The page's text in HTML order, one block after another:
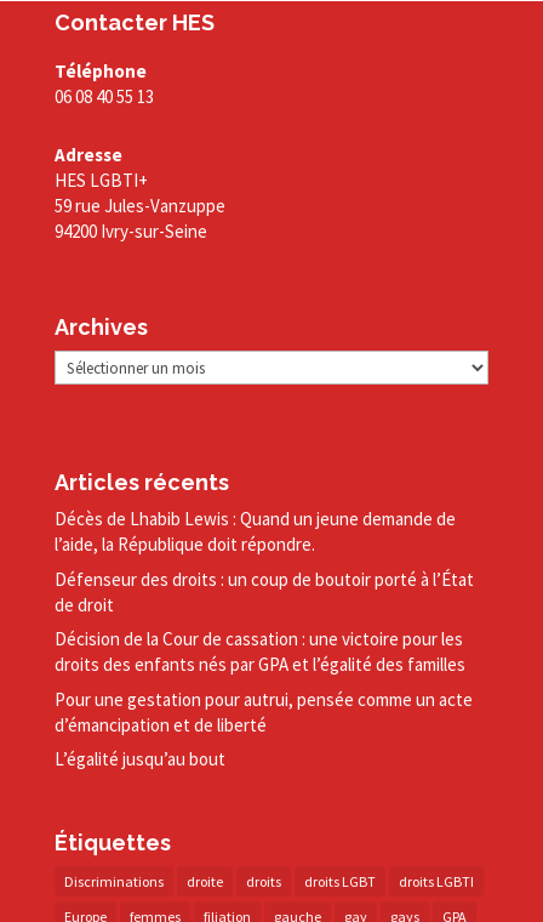
Contacter HES
Téléphone
06 08 40 55 13
Adresse
HES LGBTI+
59 rue Jules-Vanzuppe
94200 Ivry-sur-Seine
Archives
Archives
Articles récents
Décès de Lhabib Lewis : Quand un jeune demande de
l’aide, la République doit répondre.
Défenseur des droits : un coup de boutoir porté à l’État
de droit
Décision de la Cour de cassation : une victoire pour les
droits des enfants nés par GPA et l’égalité des familles
Pour une gestation pour autrui, pensée comme un acte
d’émancipation et de liberté
L’égalité jusqu’au bout
Étiquettes
Discriminations droite droits droits LGBT
droits LGBTI
Europe
femmes filiation gauche gay gays GPA